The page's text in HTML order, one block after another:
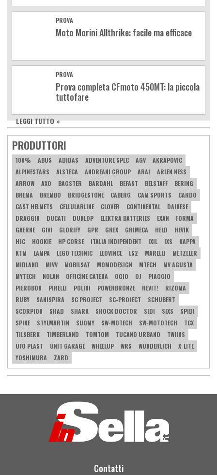
PROVA
Moto Morini Allthrike: facile ma efficace
PROVA
Prova completa CFmoto 450MT: la piccola
tuttofare
LEGGI TUTTO »
PRODUTTORI
100% ABUS ADIDAS ADVENTURE SPEC AGV
AKRAPOVIC
ALPINESTARS
ALSTECA ANDREANI GROUP ARAI
ARLEN NESS
ARROW
AXO BAGSTER BARDAHL BEFAST BELSTAFF
BERING
BREMA
BREMBO BRIDGESTONE CABERG CAM SPORTS
CARDO
CAST HELMETS
CELLULARLINE CLOVER CONTINENTAL
DAINESE
DRAGGIN
DUCATI DUNLOP ELEKTRA BATTERIES EXAN
FORMA
GAERNE
GIVI GLORIFY GPR GREX GRIMECA HELD
HEVIK
HJC
HOOKIE HP CORSE ITALIA INDIPENDENT IXIL IXS
KAPPA
KTM
LAMPA LEGO TECHNIC LEOVINCE LS2 MARELLI
METZELER
MIDLAND
MIVV MOBILSAT MOMODESIGN MTECH
MV AGUSTA
MYTECH
NOLAN OFFICINE CATENA OGIO OJ
PIAGGIO
PIEROBON
PIRELLI POLINI POWERBRONZE REVIT!
RIZOMA
RUBY
SANISPIRA SC PROJECT SC-PROJECT
SCHUBERT
SCORPION
SHAD SHARK SHOCK DOCTOR SIDI SIXS
SPIDI
SPIKE
STYLMARTIN SUOMY SW-MOTECH SW-MOTOTECH
TCX
TILSBERK
TIMBERLAND TOMTOM TUCANO URBANO
TWIINS
UFO PLAST
UNIT GARAGE WHEELUP WRS WUNDERLICH
X-LITE
YOSHIMURA
ZARD
Contatti